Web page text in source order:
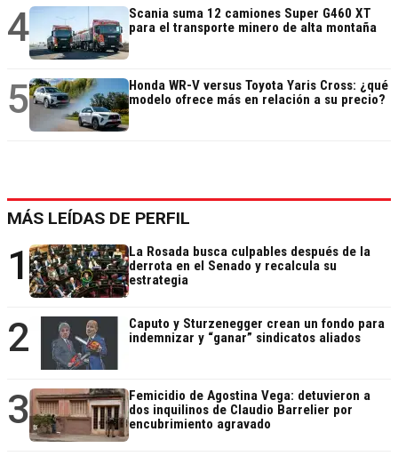
4
Scania suma 12 camiones Super G460 XT
para el transporte minero de alta montaña
5
Honda WR-V versus Toyota Yaris Cross: ¿qué
modelo ofrece más en relación a su precio?
MÁS LEÍDAS DE PERFIL
1
La Rosada busca culpables después de la
derrota en el Senado y recalcula su
estrategia
2
Caputo y Sturzenegger crean un fondo para
indemnizar y “ganar” sindicatos aliados
3
Femicidio de Agostina Vega: detuvieron a
dos inquilinos de Claudio Barrelier por
encubrimiento agravado